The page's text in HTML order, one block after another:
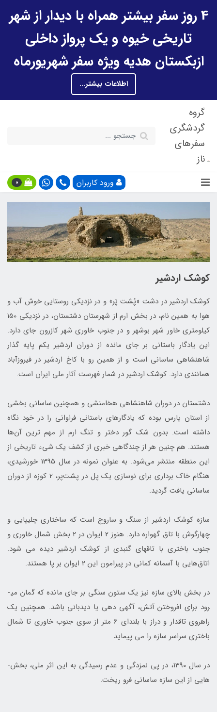
4 روز سفر بیشتر همراه با دیدار از شهر
تاریخی خیوه و یک پرواز داخلی
ازبکستان هدیه ویژه سفر شهریورماه
اطلاعات بیشتر...
گروه
گردشگری
سفرهای
ناز
ورود کاربران 0
کوشک اردشیر
کوشک اردشیر در دشت «پُشت پَر» و در نزدیکی روستایی خوش آب و
هوا به همین نام، در بخش ارم از شهرستان دشتستان، در نزدیکی 150
کیلومتری خاور شهر بوشهر و در جنوب خاوری شهر کازرون جای دارد.
این یادگار باستانی بر جای مانده از دوران اردشیر یکم پایه­ گذار
شاهنشاهی ساسانی است و از همین رو با کاخ اردشیر در فیروزآباد
همانندی دارد. کوشک اردشیر در شمار فهرست آثار ملی ایران است.
دشتستان در دوران شاهنشاهی هخامنشی و همچنین ساسانی بخشی
از استان پارس بوده که یادگارهای باستانی فراوانی را در خود نگاه
داشته است. بدون شک گور دختر و تنگ ارم از مهم‌ ترین آن‌ها
هستند. هم‌ چنین هر از چندگاهی خبری از کشف یک شیء تاریخی از
این منطقه منتشر می‌شود. به عنوان نمونه در سال 1395 خورشیدی،
هنگام خاک برداری برای نوسازی یک پل در پشت‌پر، 2 کوزه از دوران
ساسانی یافت گردید.
سازه کوشک اردشیر از سنگ و ساروج است که ساختاری چلیپایی و
چهارگوش با تاق گهواره دارد. هنوز 2 ایوان در 2 بخش شمال خاوری و
جنوب باختری با تاق­های گنبدی از کوشک اردشیر دیده می­ شود.
اتاق‌هایی با آسمانه کمانی در پیرامون این 2 ایوان بر پا هستند.
در بخش بالای سازه نیز یک ستون سنگی بر جای مانده که گمان می­
رود برای افروختن آتش، آگهی ­دهی یا دیدبانی باشد. همچنین یک
راهروی تاق­دار و دراز با بلندای 6 متر از سوی جنوب خاوری تا شمال
باختری سراسر سازه را می­ پیماید.
در سال 1390، در پی نم­زدگی و عدم رسیدگی به این اثر ملی، بخش­
هایی از این سازه ساسانی فرو ریخت.